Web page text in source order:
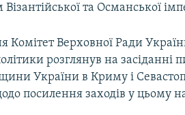
та Османської
Комітет Верховної Ради
розглянув на засіданні
України в Криму і
посилення заходів у цьому